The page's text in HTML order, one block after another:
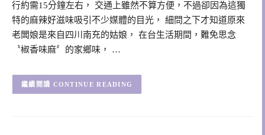
行約需15分鐘左右， 交通上雖然不算方便，不過卻因為這獨
特的麻辣好滋味吸引不少媒體的目光， 細問之下才知道原來
老闆娘是來自四川南充的姑娘， 在台生活期間，難免思念
〝椒香味麻〞的家鄉味， …
CONTINUE READING